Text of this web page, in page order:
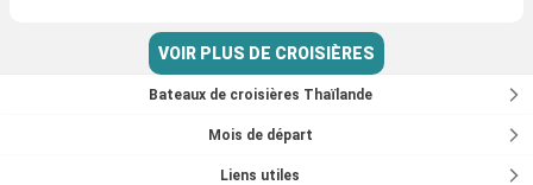
VOIR PLUS DE CROISIÈRES
Bateaux de croisières Thaïlande
Mois de départ
Liens utiles